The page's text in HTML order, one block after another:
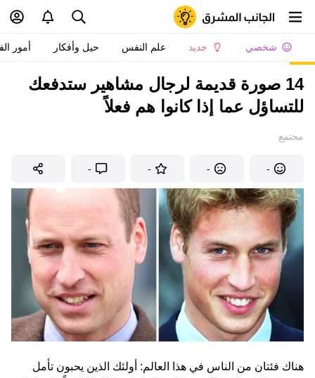
شخصي جديد علم النفس حيل وأفكار أمور
14 صورة قديمة لرجال مشاهير ستدفعك
للتساؤل عما إذا كانوا هم فعلاً
مجتمع
-
-
-
-
هناك فئتان من الناس في هذا العالم: أولئك الذين يحبون تأمل